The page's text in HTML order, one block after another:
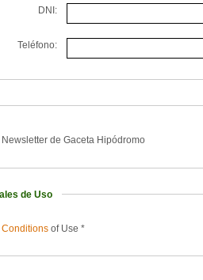
DNI:
Teléfono:
de Gaceta Hipódromo
de Uso
Conditionsof Use *